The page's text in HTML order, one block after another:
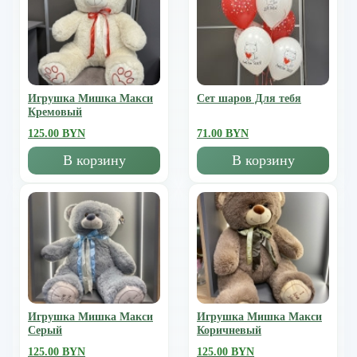
Игрушка Мишка Mакси
Кремовый
125.00 BYN
В корзину
Сет шаров Для тебя
71.00 BYN
В корзину
Игрушка Мишка Mакси
Серый
125.00 BYN
Игрушка Мишка Mакси
Коричневый
125.00 BYN